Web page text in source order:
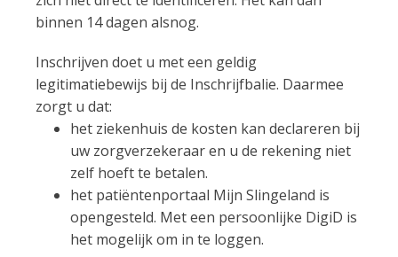
binnen 14 dagen alsnog.
Inschrijven doet u met een geldig
legitimatiebewijs bij de Inschrijfbalie. Daarmee
zorgt u dat:
het ziekenhuis de kosten kan declareren bij
uw zorgverzekeraar en u de rekening niet
zelf hoeft te betalen.
het patiëntenportaal Mijn Slingeland is
opengesteld. Met een persoonlijke DigiD is
het mogelijk om in te loggen.